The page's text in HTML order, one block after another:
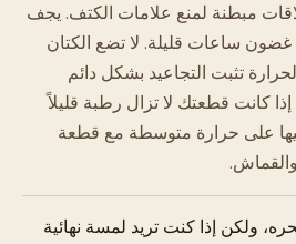
مبطنة لمنع علامات الكتف. يجف
ساعات قليلة. لا تضع الكتان
تثبت التجاعيد بشكل دائم
كانت قطعتك لا تزال رطبة قليلاً
على حرارة متوسطة مع قطعة
ولكن إذا كنت تريد لمسة نهائية